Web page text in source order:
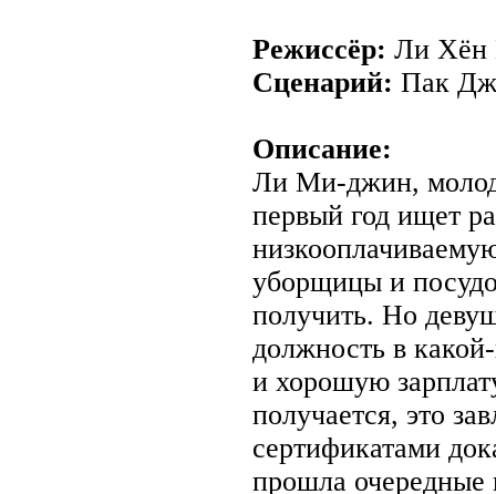
Режиссёр: Ли
Сценарий: Пак
Описание:
Ли Ми-джин,
первый год ищет
уборщицы и
получить. Но
должность в
и хорошую
получается, это
сертификатами
прошла очередные